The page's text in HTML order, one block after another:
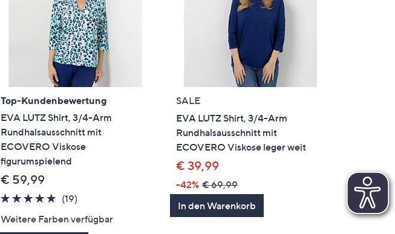
Top-Kundenbewertung
EVA LUTZ Shirt, 3/4-Arm
Rundhalsausschnitt mit
ECOVERO Viskose
figurumspielend
€ 59,99
4.6
5
(19)
Weitere Farben verfügbar
SALE
EVA LUTZ Shirt, 3/4-Arm
Rundhalsausschnitt mit
ECOVERO Viskose leger weit
€ 39,99
-42% € 69,99
In den Warenkorb